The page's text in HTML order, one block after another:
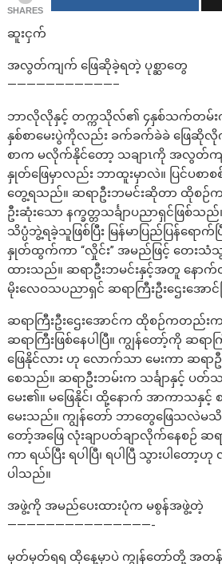
SHARES
ဆူးငှက်
အလွတ်ကျက် ဖြေဆိုခဲ့ရတဲ့ ပုစ္ဆာတွေ
———————————–
ဘာလိုလိုနှင့် တက္ကသိုလ်၏ ၄နှစ်သက်တမ်းက
နှစ်စာမေးပွဲကိုလည်း ခက်ခက်ခဲခဲ ဖြေဆို
စာက မလိုက်နိုင်တော့ သချာၤကို အလွတ်က
နှုတ်ဖြေမှာလည်း ဘာထူးမှာလဲ။ ပြင်ပစာစ
တွေ့ရသည်။ ဆရာဦးဘမင်းဆိုတာ ထိုစဉ်က
ဦးဆုံးသော နက္ခတ္တသင်္ချာပညာရှင်ဖြစ်
သိပ္ပံဘွဲ့ရခဲ့သူဖြစ်ပြီး မြန်မာပြည်ပြန်ရော
နှုတ်ထွက်ကာ “လှိုင်း” အမည်ဖြင့် တေးသံ
ထားသည်။ ဆရာဦးဘမင်းနှင့်အတူ နောက်
မိုးလေဝသပညာရှင် ဆရာကြီးဦးဌေးအော
ဆရာကြီးဦးဌေးအောင်က ထိုစဉ်ကတည်းက
ဆရာကြီးဖြစ်နေပါပြီ။ ကျွန်တော့်ကို ဆရာက
ဖြေနိုင်လား ဟု လောက်သာ မေးကာ ဆရာ
စေသည်။ ဆရာဦးဘမ်းက သင်္ချာနှင့် ပတ်
မေး၏။ မဖြေနိုင်၊ ထို့နောက် အာကာသနှင့်
မေးသည်။ ကျွန်တော် ဘာတွေဖြေသလဲမ
တော့်အဖြေ လုံးချာပတ်ချာလိုက်နေစဉ် ဆရ
ကာ ရယ်ပြီး ရပါပြီ၊ ရပါပြီ သွားပါတ
ပါသည်။
အဖွဲ့ကို အမည်ပေးထားပုံက မစွန်အဖွဲ့တဲ့
———————————————-
မှတ်မှတ်ရရ ထိုနေ့မှာပဲ ကျွန်တော်တို့ အတန်